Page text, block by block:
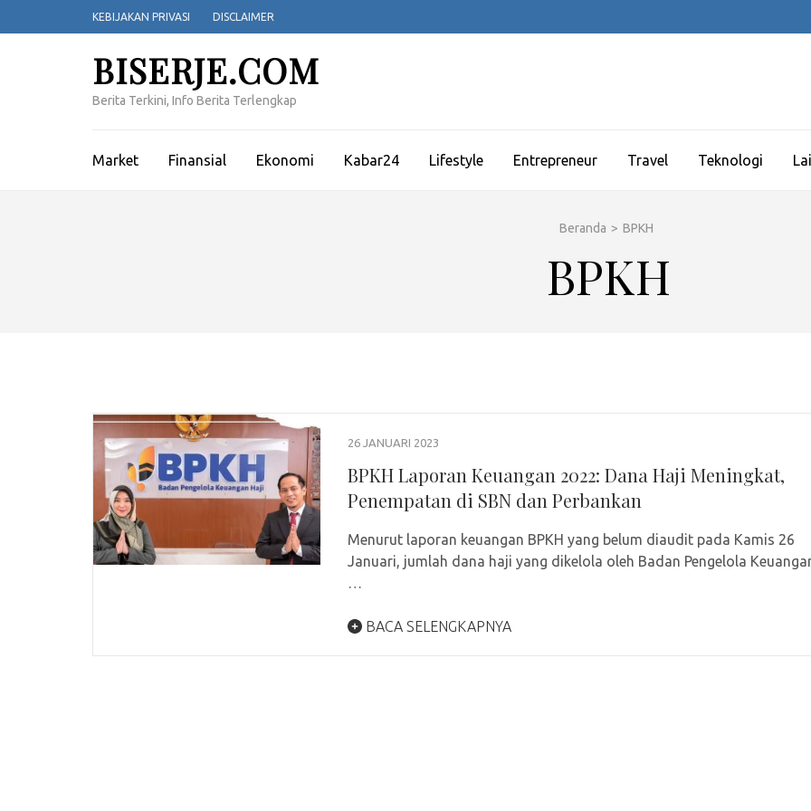
ke
KEBIJAKAN PRIVASI DISCLAIMER
BISERJE.COM
Berita Terkini, Info Berita Terlengkap
Market Finansial Ekonomi Kabar24 Lifestyle Entrepreneur Travel Teknologi
Beranda > BPKH
BPKH
26 JANUARI 2023
BPKH Laporan Keuangan 2022: Dana Haji Meningkat,
Penempatan di SBN dan Perbankan
Menurut laporan keuangan BPKH yang belum diaudit pada Kamis 26
Januari, jumlah dana haji yang dikelola oleh Badan Pengelola
…
BACA SELENGKAPNYA